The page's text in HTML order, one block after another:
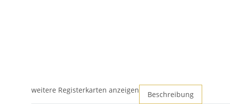
weitere Registerkarten anzeigen Beschreibung